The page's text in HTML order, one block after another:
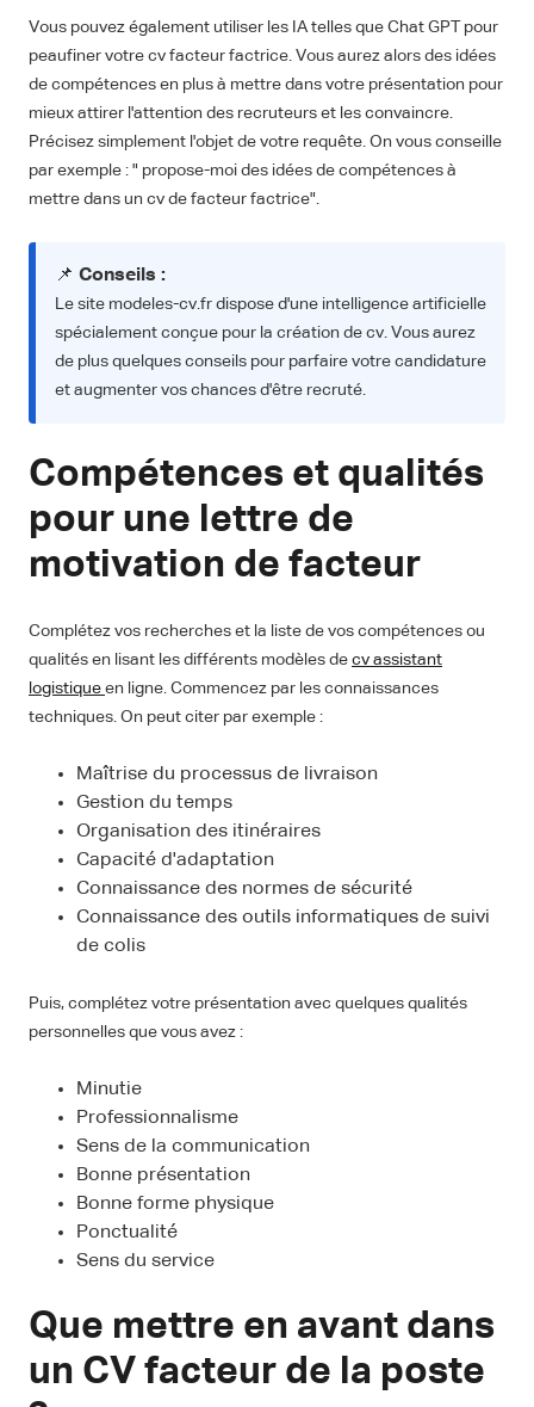
Vous pouvez également utiliser les IA telles que Chat GPT pour
peaufiner votre cv facteur factrice. Vous aurez alors des idées
de compétences en plus à mettre dans votre présentation pour
mieux attirer l'attention des recruteurs et les convaincre.
Précisez simplement l'objet de votre requête. On vous conseille
par exemple : " propose-moi des idées de compétences à
mettre dans un cv de facteur factrice".
📌 Conseils :
Le site modeles-cv.fr dispose d'une intelligence artificielle
spécialement conçue pour la création de cv. Vous aurez
de plus quelques conseils pour parfaire votre candidature
et augmenter vos chances d'être recruté.
Compétences et qualités
pour une lettre de
motivation de facteur
Complétez vos recherches et la liste de vos compétences ou
qualités en lisant les différents modèles de cv assistant
logistique en ligne. Commencez par les connaissances
techniques. On peut citer par exemple :
Maîtrise du processus de livraison
Gestion du temps
Organisation des itinéraires
Capacité d'adaptation
Connaissance des normes de sécurité
Connaissance des outils informatiques de suivi
de colis
Puis, complétez votre présentation avec quelques qualités
personnelles que vous avez :
Minutie
Professionnalisme
Sens de la communication
Bonne présentation
Bonne forme physique
Ponctualité
Sens du service
Que mettre en avant dans
un CV facteur de la poste